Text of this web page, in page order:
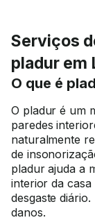
Serviços
pladur em
O que é
O pladur é um
paredes
naturalmente
de
pladur ajuda a
interior da
desgaste
danos.